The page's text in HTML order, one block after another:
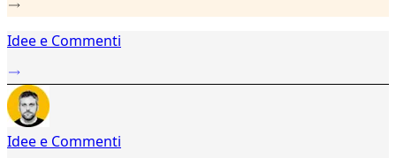
Idee e Commenti
Idee e Commenti